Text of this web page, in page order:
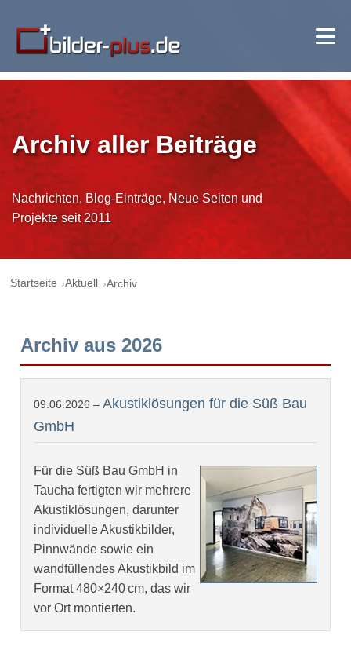
Archiv aller Beiträge
Nachrichten, Blog-Einträge, Neue Seiten und
Projekte seit 2011
Startseite Aktuell Archiv
Archiv aus 2026
09.06.2026 – Akustiklösungen für die Süß Bau
GmbH
Für die Süß Bau GmbH in
Taucha fertigten wir mehrere
Akustiklösungen, darunter
individuelle Akustikbilder,
Pinnwände sowie ein
wandfüllendes Akustikbild im
Format 480×240 cm, das wir
vor Ort montierten.